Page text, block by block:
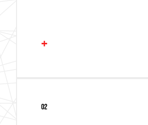
+
02